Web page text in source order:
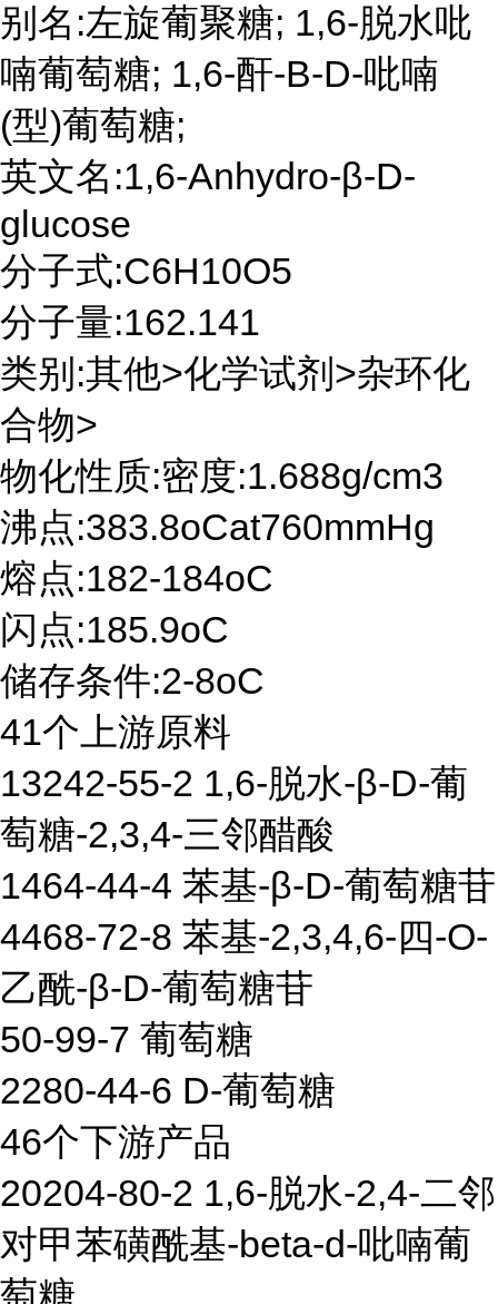
别名:左旋葡聚糖; 1,6-脱水吡
喃葡萄糖; 1,6-酐-B-D-吡喃
(型)葡萄糖;
英文名:1,6-Anhydro-β-D-
glucose
分子式:C6H10O5
分子量:162.141
类别:其他>化学试剂>杂环化
合物>
物化性质:密度:1.688g/cm3
沸点:383.8oCat760mmHg
熔点:182-184oC
闪点:185.9oC
储存条件:2-8oC
41个上游原料
13242-55-2 1,6-脱水-β-D-葡
萄糖-2,3,4-三邻醋酸
1464-44-4 苯基-β-D-葡萄糖苷
4468-72-8 苯基-2,3,4,6-四-O-
乙酰-β-D-葡萄糖苷
50-99-7 葡萄糖
2280-44-6 D-葡萄糖
46个下游产品
20204-80-2 1,6-脱水-2,4-二邻
对甲苯磺酰基-beta-d-吡喃葡
萄糖